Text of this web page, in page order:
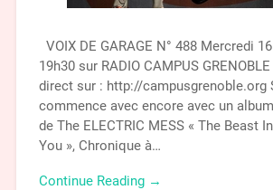
VOIX DE GARAGE N° 488 Mercredi
19h30 sur RADIO CAMPUS
direct sur : http://campusgrenoble.org
commence avec encore avec un
de The ELECTRIC MESS « The Beast In
You », Chronique à…
Continue Reading →